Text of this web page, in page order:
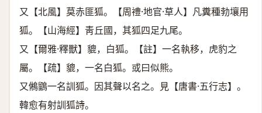
又【北風】莫赤匪狐。【周禮·地官·草人】凡糞種勃壤用
狐。【山海經】靑丘國，其狐四足九尾。
又【爾雅·釋獸】貔，白狐。【註】一名執移，虎豹之
屬。【疏】貔，一名白狐。或曰似熊。
又鵂鶹一名訓狐。因其聲以名之。見【唐書·五行志】。
韓愈有射訓狐詩。